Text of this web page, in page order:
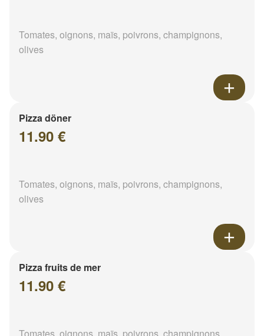
Tomates, oignons, maïs, poivrons, champignons,
olives
Pizza döner
11.90 €
Tomates, oignons, maïs, poivrons, champignons,
olives
Pizza fruits de mer
11.90 €
Tomates, oignons, maïs, poivrons, champignons,